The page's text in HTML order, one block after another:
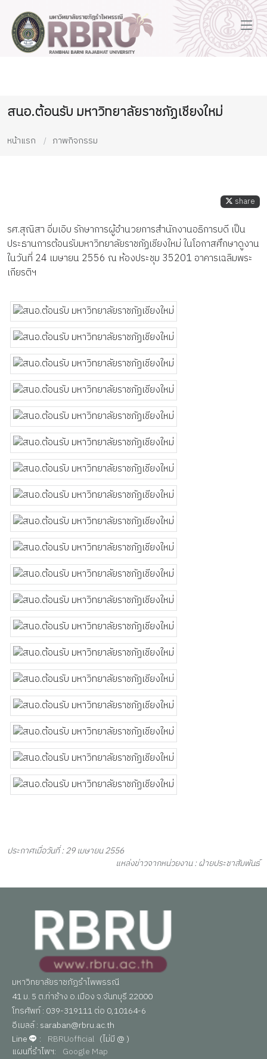
สนอ.ต้อนรับ มหาวิทยาลัยราชภัฏเชียงใหม่
หน้าแรก ภาพกิจกรรม
share
รศ.สุณิสา อิ่มเอิบ รักษาการผู้อำนวยการสำนักงานอธิการบดี เป็น
ประธานการต้อนรับมหาวิทยาลัยราชภัฏเชียงใหม่ ในโอกาสศึกษาดูงาน
ในวันที่ 24 เมษายน 2556 ณ ห้องประชุม 35201 อาคารเฉลิมพระ
เกียรติฯ
ประกาศเมื่อวันที่ : 29 เมษายน 2556
แหล่งข่าวจากหน่วยงาน : ฝ่ายประชาสัมพันธ์
มหาวิทยาลัยราชภัฏรำไพพรรณี
41 ม. 5 ต.ท่าช้าง อ.เมือง จ.จันทบุรี 22000
โทรศัพท์ : 039-319111 ต่อ 0,10164-6
อีเมลล์ : saraban@rbru.ac.th
Line
: RBRUofficial (ไม่มี @ )
แผนที่รำไพฯ: Google Map